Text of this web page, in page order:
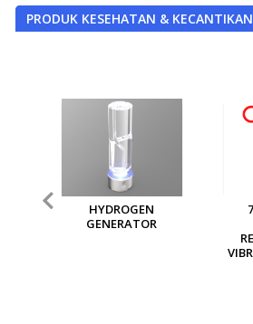
PRODUK KESEHATAN & KECANTIKAN
7 LIGHT EMS
PHOTON
VIBRATING BEAUTY